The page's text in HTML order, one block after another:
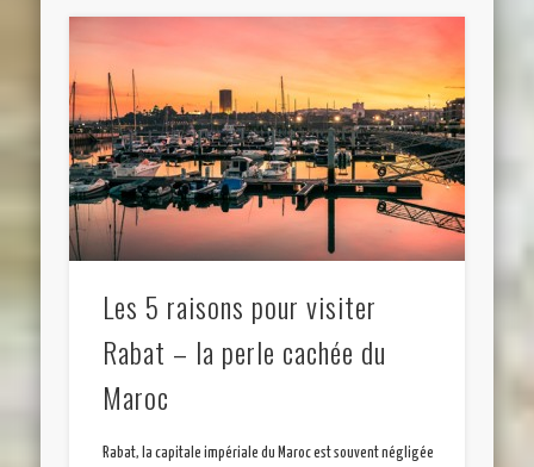
Les 5 raisons pour visiter
Rabat – la perle cachée du
Maroc
Rabat, la capitale impériale du Maroc est souvent négligée